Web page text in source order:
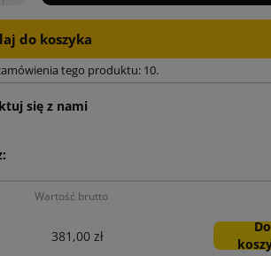
do koszyka
tego produktu: 10.
się z nami
Wartość brutto
381,00 zł
Do